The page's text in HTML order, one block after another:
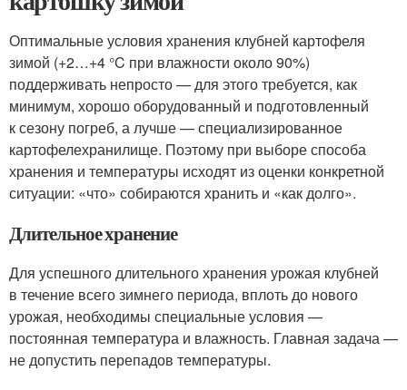
Оптимальные условия хранения клубней картофеля
зимой (+2…+4 °C при влажности около 90%)
поддерживать непросто — для этого требуется, как
минимум, хорошо оборудованный и подготовленный
к сезону погреб, а лучше — специализированное
картофелехранилище. Поэтому при выборе способа
хранения и температуры исходят из оценки конкретной
ситуации: «что» собираются хранить и «как долго».
Длительное хранение
Для успешного длительного хранения урожая клубней
в течение всего зимнего периода, вплоть до нового
урожая, необходимы специальные условия —
постоянная температура и влажность. Главная задача —
не допустить перепадов температуры.